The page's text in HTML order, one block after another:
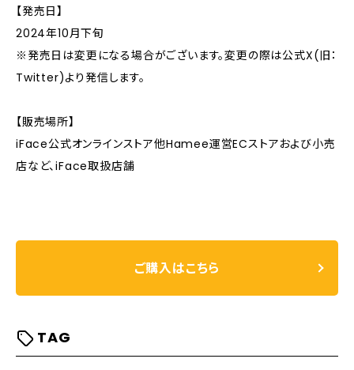
【発売日】
2024年10月下旬
※発売日は変更になる場合がございます。変更の際は公式X(旧：
Twitter)より発信します。
【販売場所】
iFace公式オンラインストア他Hamee運営ECストアおよび小売
店など、iFace取扱店舗
ご購入はこちら
TAG